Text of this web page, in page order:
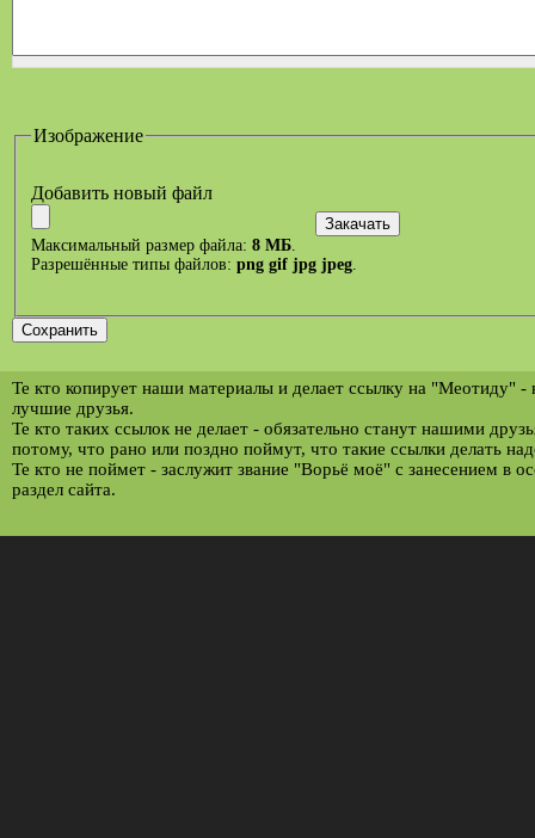
Изображение
Добавить новый файл
Максимальный размер файла: 8 МБ
Разрешённые типы файлов: png gif jpg jpeg
Те кто копирует наши материалы и делает ссылку на "Меотиду" -
лучшие друзья.
Те кто таких ссылок не делает - обязательно станут нашими
потому, что рано или поздно поймут, что такие ссылки делать
Те кто не поймет - заслужит звание "Ворьё моё" с занесением в
раздел сайта.